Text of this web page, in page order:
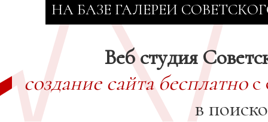
НА БАЗЕ ГАЛЕРЕИ
Веб студия
создание сайта бесплатнос
в